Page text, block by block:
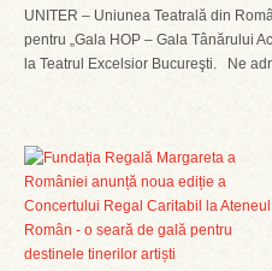
UNITER – Uniunea Teatrală din
pentru „Gala HOP – Gala Tânărului
la Teatrul Excelsior Bucureşti. Ne